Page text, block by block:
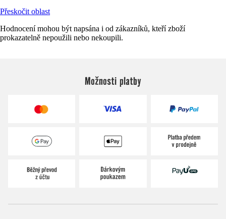
Přeskočit oblast
Hodnocení mohou být napsána i od zákazníků, kteří zboží
prokazatelně nepoužili nebo nekoupili.
Možnosti platby